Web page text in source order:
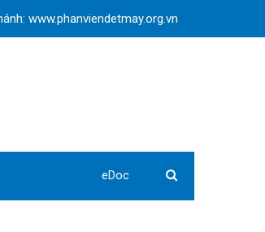
www.phanviendetmay.org.vn
eDoc